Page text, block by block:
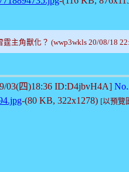
霆主角獸化？ (wwp3wkls 20/08/18
03(四)18:36 ID:D4jbvH4A]
-(80 KB, 322x1278) [以預覽